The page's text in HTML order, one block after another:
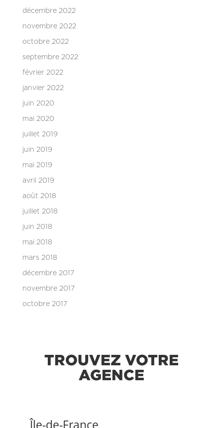
décembre 2022
novembre 2022
octobre 2022
septembre 2022
février 2022
janvier 2022
juin 2020
mai 2020
juillet 2019
juin 2019
mai 2019
avril 2019
août 2018
juillet 2018
juin 2018
mai 2018
mars 2018
décembre 2017
novembre 2017
octobre 2017
TROUVEZ VOTRE
AGENCE
Île-de-France